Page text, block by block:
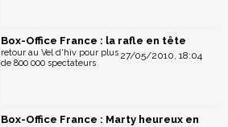
Box-Office France : la rafle en tête
27/05/2010, 18:04
retour au Vel d'hiv pour plus
de 800 000 spectateurs
Box-Office France : Marty heureux en